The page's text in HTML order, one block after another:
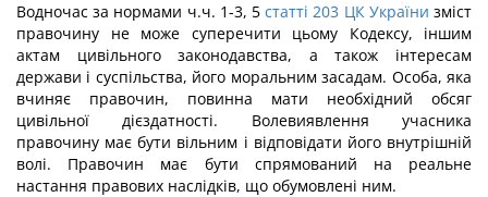
Водночас за нормами ч.ч. 1-3, 5статті 203 ЦК України зміст
правочину не може суперечити цьому Кодексу, іншим
актам цивільного законодавства, а також інтересам
держави і суспільства, його моральним засадам. Особа, яка
вчиняє правочин, повинна мати необхідний обсяг
цивільної дієздатності. Волевиявлення учасника
правочину має бути вільним і відповідати його внутрішній
волі. Правочин має бути спрямований на реальне
настання правових наслідків, що обумовлені ним.